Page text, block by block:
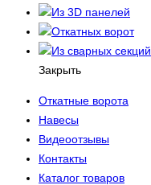
Из 3D панелей
Откатных ворот
Из сварных секций
Закрыть
Откатные ворота
Навесы
Видеоотзывы
Контакты
Каталог товаров